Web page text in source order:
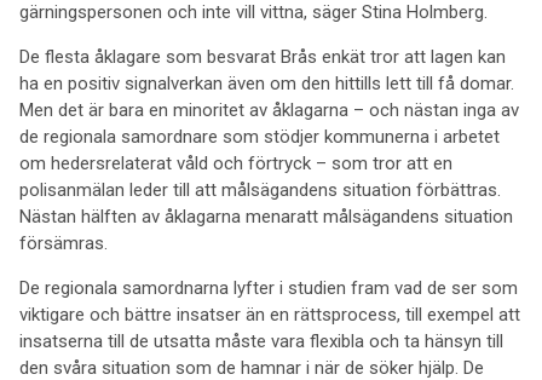
gärningspersonen och inte vill vittna, säger Stina Holmberg.
De flesta åklagare som besvarat Brås enkät tror att lagen kan
ha en positiv signalverkan även om den hittills lett till få domar.
Men det är bara en minoritet av åklagarna – och nästan inga av
de regionala samordnare som stödjer kommunerna i arbetet
om hedersrelaterat våld och förtryck – som tror att en
polisanmälan leder till att målsägandens situation förbättras.
Nästan hälften av åklagarna menaratt målsägandens situation
försämras.
De regionala samordnarna lyfter i studien fram vad de ser som
viktigare och bättre insatser än en rättsprocess, till exempel att
insatserna till de utsatta måste vara flexibla och ta hänsyn till
den svåra situation som de hamnar i när de söker hjälp. De